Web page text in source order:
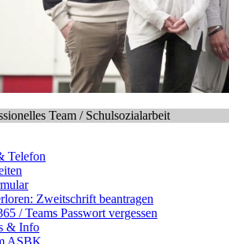
Team / Schulsozialarbeit
Telefon
Zweitschrift beantragen
/ Teams Passwort vergessen
& Info
ASBK